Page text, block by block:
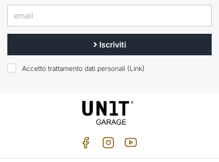
Iscriviti
Accetto trattamento dati personali (Link)